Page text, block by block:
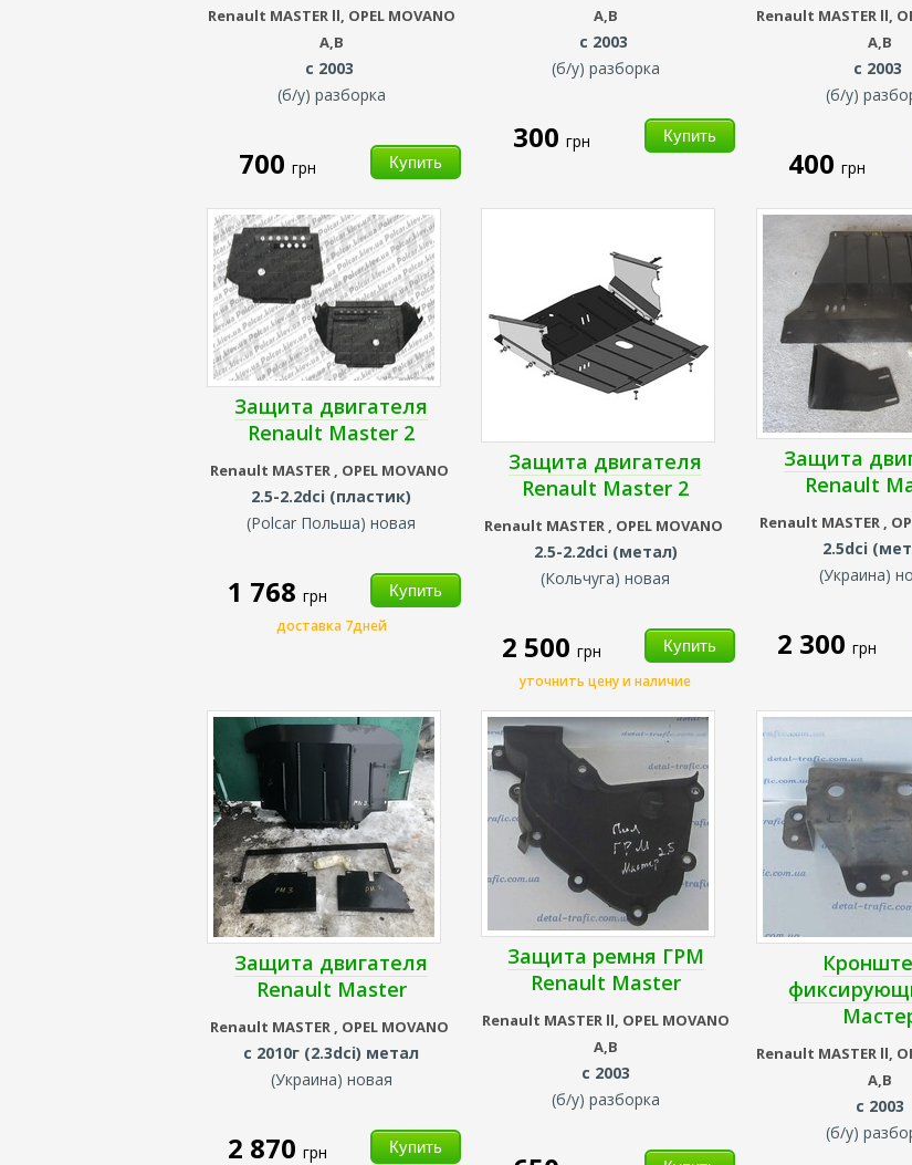
Renault MASTER ll, OPEL MOVANO
A,B
с 2003
(б/у) разборка
700 грн
A,B
с 2003
(б/у) разборка
300грн
Renault MASTER ll,
A,B
с 2003
(б/у)
400 грн
Защита двигателя
Renault Master 2
Renault MASTER , OPEL MOVANO
2.5-2.2dci (пластик)
(Polcar Польша) новая
1 768 грн
доставка 7дней
Защита двигателя
Renault Master 2
Renault MASTER , OPEL MOVANO
2.5-2.2dci (метал)
(Кольчуга) новая
2 500грн
уточнить цену и наличие
Защита
Renault
Renault MASTER ,
2.5dci
(Украина)
2 300 грн
Защита двигателя
Renault Master
Renault MASTER , OPEL MOVANO
с 2010г (2.3dci) метал
(Украина) новая
2 870 грн
Защита ремня ГРМ
Renault Master
Renault MASTER ll, OPEL MOVANO
A,B
с 2003
(б/у) разборка
Renault MASTER ll,
A,B
с 2003
(б/у)